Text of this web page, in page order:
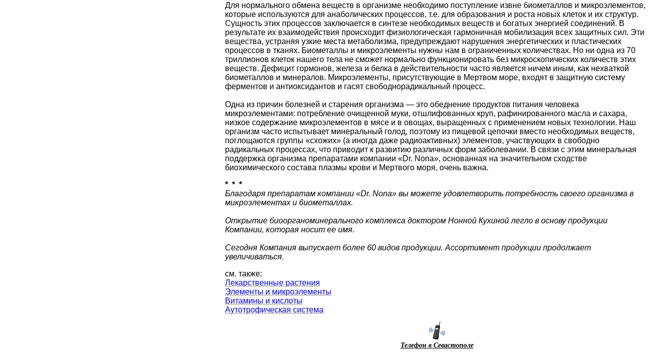
Для нормального обмена веществ в организме необходимо поступление извне биометаллов и микроэлементов,
которые используются для анаболических процессов, т.е. для образования и роста новых клеток и их структур.
Сущность этих процессов заключается в синтезе необходимых веществ и богатых энергией соединений. В
результате их взаимодействия происходит физиологическая гармоничная мобилизация всех защитных сил. Эти
вещества, устраняя узкие места метаболизма, предупреждают нарушения энергетических и пластических
процессов в тканях. Биометаллы и микроэлементы нужны нам в ограниченных количествах. Но ни одна из 70
триллионов клеток нашего тела не сможет нормально функционировать без микроскопических количеств этих
веществ. Дефицит гормонов, железа и белка в действительности часто является ничем иным, как нехваткой
биометаллов и минералов. Микроэлементы, присутствующие в Мертвом море, входят в защитную систему
ферментов и антиоксидантов и гасят свободно­радикальный процесс.
Одна из причин болезней и старения организма — это обеднение продуктов питания человека
микроэлементами: потребление очищенной муки, отшлифованных круп, рафинированного масла и сахара,
низкое содержание микроэлементов в мясе и в овощах, выращенных с применением новых технологии. Наш
организм часто испытывает минеральный голод, поэтому из пищевой цепочки вместо необходимых веществ,
поглощаются группы «схожих» (а иногда даже радиоактивных) элементов, участвующих в свободно
радикальных процессах, что приводит к развитию различных форм заболевании. В связи с этим минеральная
поддержка организма препаратами компании «Dr. Nona», основанная на значительном сходстве
биохимического состава плазмы крови и Мертвого моря, очень важна.
* * *
Благодаря препаратам компании «Dr. Nona» вы можете удовлетворить потребность своего организма в
микроэлементах и 6иометаллах.
Открытие биоорганоминерального комплекса доктором Нонной Кухиной легло в основу продукции
Компании, которая носит ее имя.
Сегодня Компания выпускает более 60 видов продукции. Ассортимент продукции продолжает
увеличиваться.
см. также:
Лекарственные растения
Элементы и микроэлементы
Витамины и кислоты
Аутотрофическая система
Телефон в Севастополе